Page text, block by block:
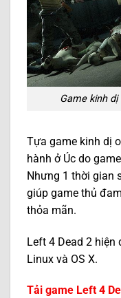
Game kinh
Tựa game kinh dị
hành ở Úc do
Nhưng 1 thời gian
giúp game thủ
thỏa mãn.
Left 4 Dead 2 hiện
Linux và OS X.
Tải game Left 4